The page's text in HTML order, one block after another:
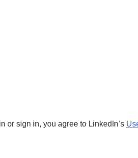
or sign in, you agree to LinkedIn’s